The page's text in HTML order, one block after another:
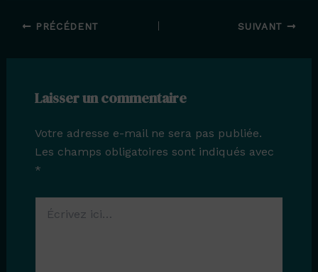
PRÉCÉDENT SUIVANT
Laisser un commentaire
Votre adresse e-mail ne sera pas publiée.
Les champs obligatoires sont indiqués avec
*
ici…